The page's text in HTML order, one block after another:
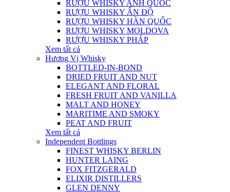
RƯỢU WHISKY ANH QUỐC
RƯỢU WHISKY ẤN ĐỘ
RƯỢU WHISKY HÀN QUỐC
RƯỢU WHISKY MOLDOVA
RƯỢU WHISKY PHÁP
Xem tất cả
Hương Vị Whisky
BOTTLED-IN-BOND
DRIED FRUIT AND NUT
ELEGANT AND FLORAL
FRESH FRUIT AND VANILLA
MALT AND HONEY
MARITIME AND SMOKY
PEAT AND FRUIT
Xem tất cả
Independent Bottlings
FINEST WHISKY BERLIN
HUNTER LAING
FOX FITZGERALD
ELIXIR DISTILLERS
GLEN DENNY